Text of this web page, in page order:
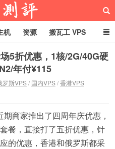
测评
机 资源 搬瓦工 VPS
闻 域名
5折优惠，1核/2G/40G硬
年付¥115
罗斯VPS/ 国内VPS/香港VPS
商家推出了四周年庆优惠，
餐，直接打了五折优惠，针
的优惠，香港和俄罗斯都采